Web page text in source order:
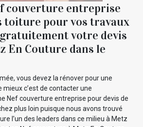
couverture entreprise
toiture pour vos travaux
votre devis
En Couture dans le
vous devez la rénover pour une
c’est de contacter une
Nef couverture entreprise pour devis de
plus loin puisque nous avons trouvé
l’un des leaders dans ce milieu à Metz